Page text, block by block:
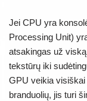
Jei CPU yra
Processing Unit)
atsakingas už
tekstūrų iki
GPU veikia visiškai
branduolių, jis turi